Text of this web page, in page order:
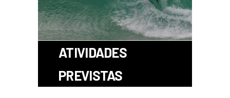
ATIVIDADES
PREVISTAS